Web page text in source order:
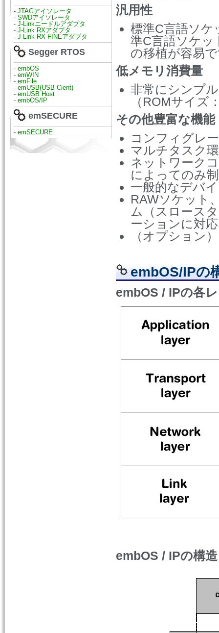
- JTAGアイソレータ
- SWDアイソレータ
- J-Linkニードルアダプタ
- J-Link RXアダプタ
- J-Link RX FINEアダプタ
Segger RTOS
- embOS
- emWIN
- emFile
- emUSB(USB Cient)
- emUSB Host
- embOS/IP
emSECURE
- emSECURE
汎用性
標準C言語ソケ
準C言語ソケ
の移植が容易
低メモリ消費量
非常にシンプ
（ROMサイズ
その他豊富な機能
コンフィグレ
マルチタスク
ネットワーク
によってのみ
一般的なデバ
RAWソケット
ム（スロース
ーションに対応
（オプション
embOS/IPの
embOS / IPの各
embOS / IPの構造